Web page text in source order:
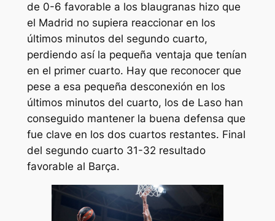
de 0-6 favorable a los blaugranas hizo que
el Madrid no supiera reaccionar en los
últimos minutos del segundo cuarto,
perdiendo así la pequeña ventaja que tenían
en el primer cuarto. Hay que reconocer que
pese a esa pequeña desconexión en los
últimos minutos del cuarto, los de Laso han
conseguido mantener la buena defensa que
fue clave en los dos cuartos restantes. Final
del segundo cuarto 31-32 resultado
favorable al Barça.